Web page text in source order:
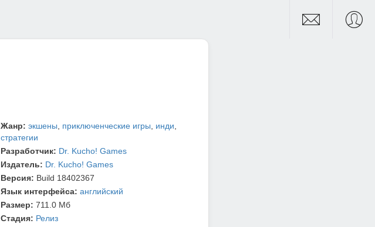
Жанр: экшены приключенческие игры инди
стратегии
Разработчик: Dr. Kucho! Games
Издатель: Dr. Kucho! Games
Версия: Build 18402367
Язык интерфейса: английский
Размер: 711.0 Мб
Стадия: Релиз